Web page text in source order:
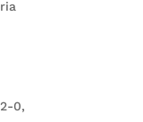
0,